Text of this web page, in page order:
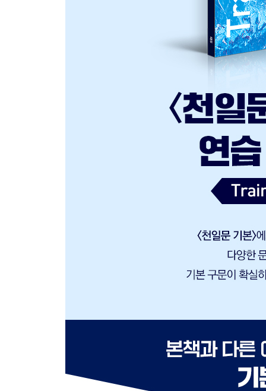
Unit 28 미래를 나타내는 표현
Unit 29 현재완료형/현재완료 진행형
CHAPTER 06 동사에 의미를 더하는 조동사
Unit 32 능력(Ability)/허가(Permission)
Unit 35 과거에 대한 가능성/추측/후회
Unit 41 형태에 유의해야 할 수동태